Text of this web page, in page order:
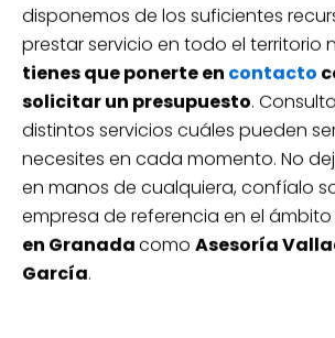
disponemos de los suficientes
prestar servicio en todo el territorio
tienes que ponerte en contacto
solicitar un presupuesto.
distintos servicios cuáles pueden
necesites en cada momento. No
en manos de cualquiera, confíalo
empresa de referencia en el
en Granadacomo Asesoría
García.